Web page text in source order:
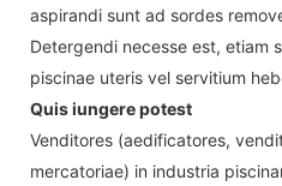
aspirandi sunt ad sordes
Detergendi necesse est, etiam
piscinae uteris vel servitium
Quis iungere potest
Venditores (aedificatores,
mercatoriae) in industria